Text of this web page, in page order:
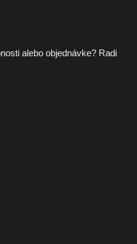
alebo objednávke? Radi